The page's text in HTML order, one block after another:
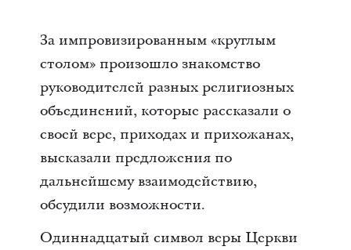
За импровизированным «круглым
столом» произошло знакомство
руководителей разных религиозных
объединений, которые рассказали о
своей вере, приходах и прихожанах,
высказали предложения по
дальнейшему взаимодействию,
обсудили возможности.
Одиннадцатый символ веры Церкви